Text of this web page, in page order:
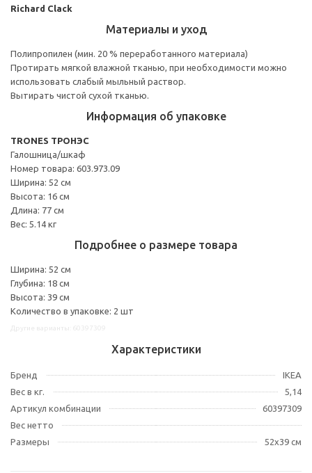
Richard Clack
Материалы и уход
Полипропилен (мин. 20 % переработанного материала)
Протирать мягкой влажной тканью, при необходимости можно
использовать слабый мыльный раствор.
Вытирать чистой сухой тканью.
Информация об упаковке
TRONES ТРОНЭС
Галошница/шкаф
Номер товара: 603.973.09
Ширина: 52 см
Высота: 16 см
Длина: 77 см
Вес: 5.14 кг
Подробнее о размере товара
Ширина: 52 см
Глубина: 18 см
Высота: 39 см
Количество в упаковке: 2 шт
Характеристики
Бренд
IKEA
Вес в кг.
5,14
Артикул комбинации
60397309
Вес нетто
Размеры
52x39 см